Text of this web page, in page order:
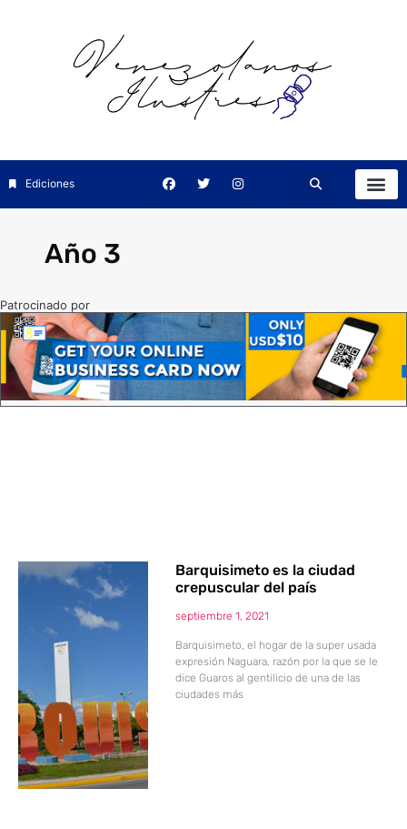
Ediciones
Año 3
Patrocinado por
Barquisimeto es la ciudad
crepuscular del país
septiembre 1, 2021
Barquisimeto, el hogar de la super usada
expresión Naguara, razón por la que se le
dice Guaros al gentilicio de una de las
ciudades más